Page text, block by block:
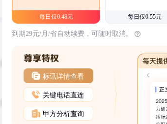
每日仅0.48元 每日仅0.55元
到期29元/月/省自动续费，可随时取消。
标讯详情查看
关键电话直连
甲方分析查询